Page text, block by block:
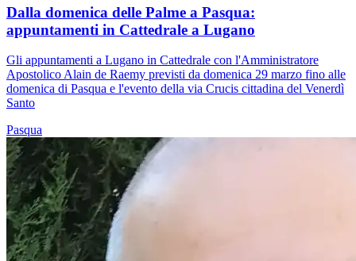
Dalla domenica delle Palme a Pasqua:
appuntamenti in Cattedrale a Lugano
Gli appuntamenti a Lugano in Cattedrale con l'Amministratore
Apostolico Alain de Raemy previsti da domenica 29 marzo fino alle
domenica di Pasqua e l'evento della via Crucis cittadina del Venerdì
Santo
Pasqua